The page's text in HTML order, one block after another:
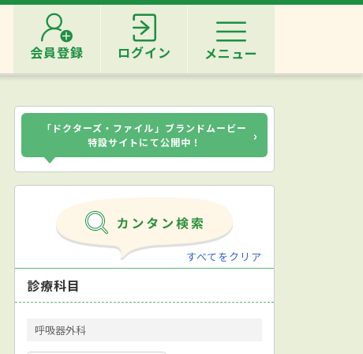
会員登録 ログイン メニュー
「ドクターズ・ファイル」ブランドムービー
特設サイトにて公開中！
›
すべてをクリア
診療科目
呼吸器外科